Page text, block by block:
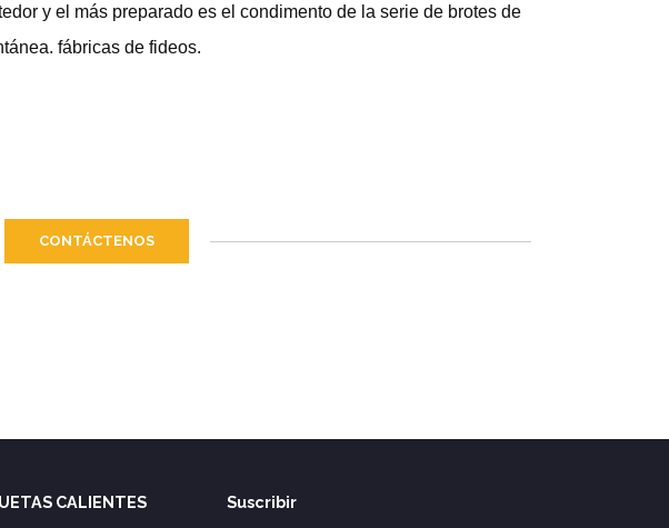
y el más preparado es el condimento de la serie de brotes de
fábricas de fideos.
CONTÁCTENOS
CALIENTES Suscribir